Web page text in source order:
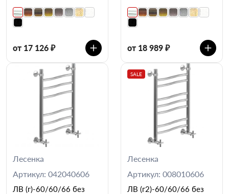
от 17 126 ₽ от 18 989 ₽
Лесенка
Артикул: 042040606
ЛВ (г)-60/60/66 без
SALE
Лесенка
Артикул: 008010606
ЛВ (г2)-60/60/66 без